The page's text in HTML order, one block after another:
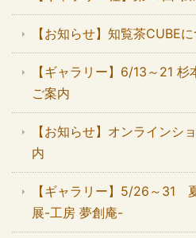
【お知らせ】知覧茶
【ギャラリー】6/13～21
ご案内
【お知らせ】オンラインシ
内
【ギャラリー】5/26～31
展-工房 夢創庵-